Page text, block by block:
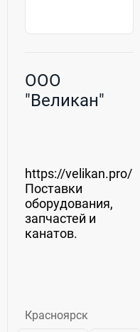
ООО
"Великан"
https://velikan.pro/
Поставки
оборудования,
запчастей и
канатов.
Красноярск